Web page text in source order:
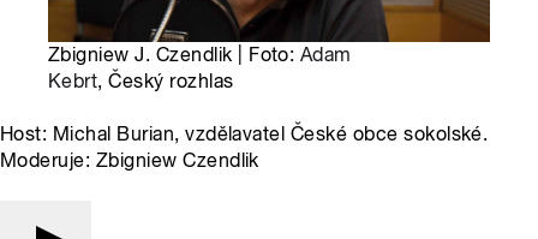
Zbigniew J. Czendlik | Foto: Adam
Kebrt, Český rozhlas
Host: Michal Burian, vzdělavatel České obce sokolské.
Moderuje: Zbigniew Czendlik